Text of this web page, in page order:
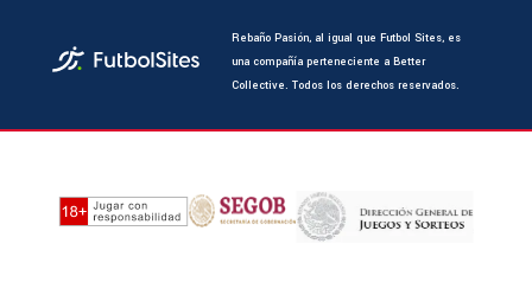
Rebaño Pasión, al igual que Futbol Sites, es
una compañía perteneciente a Better
Collective. Todos los derechos reservados.